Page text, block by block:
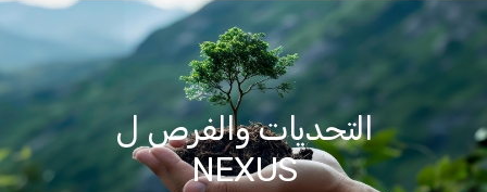
التحديات والفرص ل
NEXUS